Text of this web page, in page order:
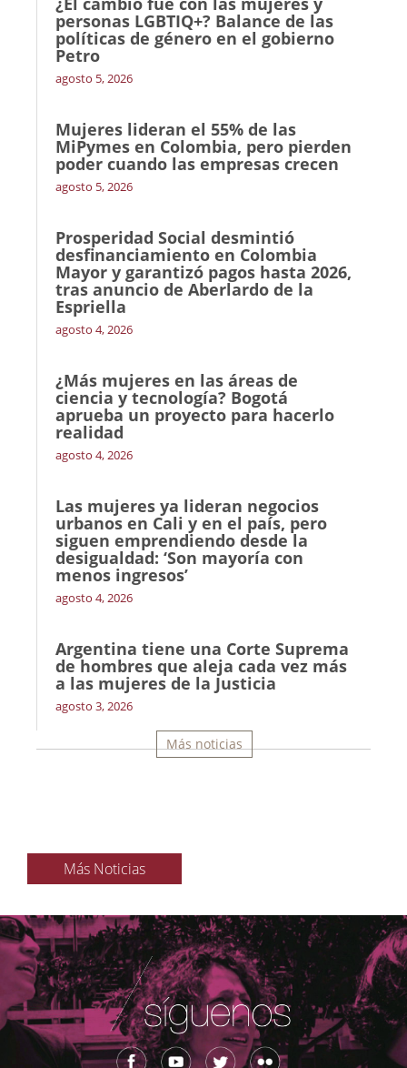
personas LGBTIQ+? Balance de las
políticas de género en el gobierno
Petro
agosto 5, 2026
Mujeres lideran el 55% de las
MiPymes en Colombia, pero pierden
poder cuando las empresas crecen
agosto 5, 2026
Prosperidad Social desmintió
desfinanciamiento en Colombia
Mayor y garantizó pagos hasta 2026,
tras anuncio de Aberlardo de la
Espriella
agosto 4, 2026
¿Más mujeres en las áreas de
ciencia y tecnología? Bogotá
aprueba un proyecto para hacerlo
realidad
agosto 4, 2026
Las mujeres ya lideran negocios
urbanos en Cali y en el país, pero
siguen emprendiendo desde la
desigualdad: ‘Son mayoría con
menos ingresos’
agosto 4, 2026
Argentina tiene una Corte Suprema
de hombres que aleja cada vez más
a las mujeres de la Justicia
agosto 3, 2026
Más noticias
Más Noticias